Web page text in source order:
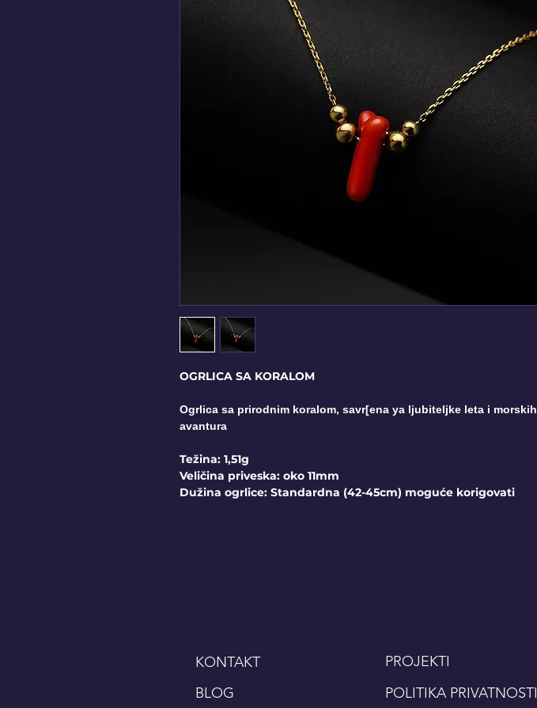
OGRLICA SA KORALOM
Ogrlica sa prirodnim koralom, savr[ena ya ljubiteljke leta i morskih
avantura
Težina: 1,51g
Veličina priveska: oko 11mm
Dužina ogrlice: Standardna (42-45cm) moguće korigovati
KONTAKT
PROJEKTI
BLOG
POLITIKA PRIVATNOSTI